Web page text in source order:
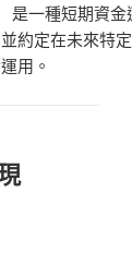
是一種短期資
約定在未來特
用。